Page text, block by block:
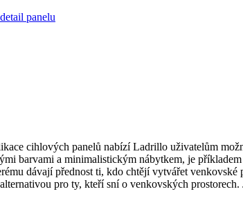
panelu
cihlových panelů nabízí Ladrillo uživatelům
barvami a minimalistickým nábytkem, je
dávají přednost ti, kdo chtějí vytvářet
pro ty, kteří sní o venkovských